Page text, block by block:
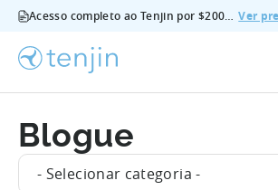
Acesso completo ao Tenjin por $200/mês - todas as funcionalidades, sem suplementos, cancelar em qualquer altura. Ver
Blogue
- Selecionar categoria -